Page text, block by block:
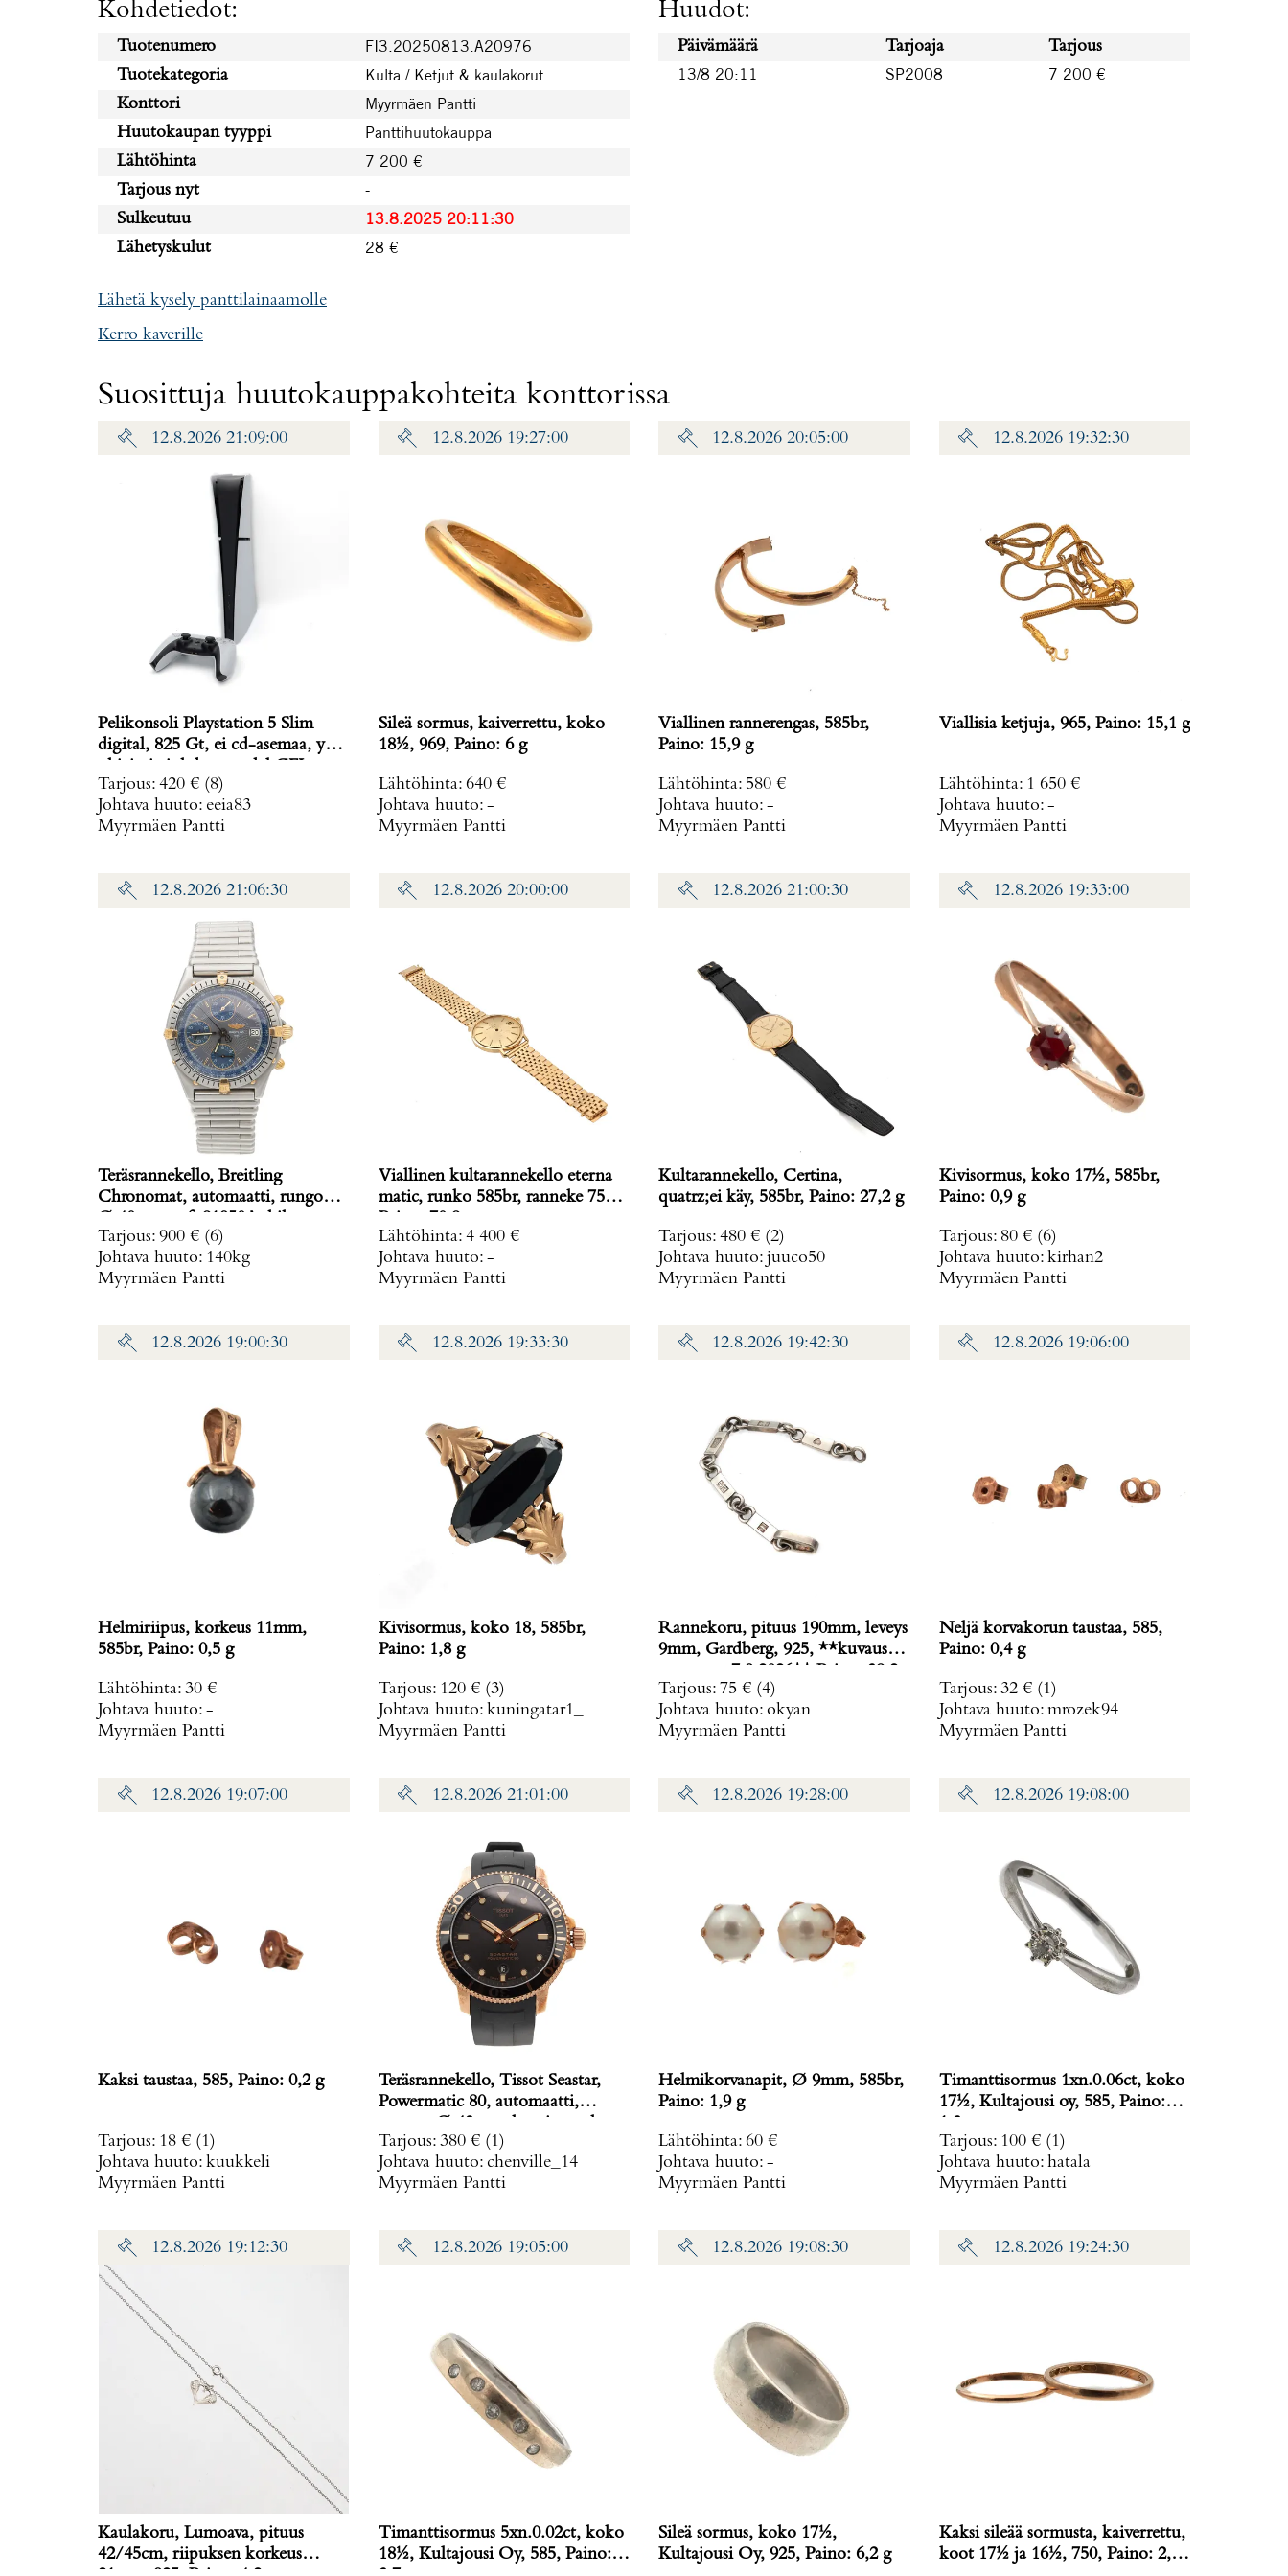
Kohdetiedot:
Tuotenumero FI3.20250813.A20976
Tuotekategoria Kulta / Ketjut & kaulakorut
Konttori Myyrmäen Pantti
Huutokaupan tyyppi Panttihuutokauppa
Lähtöhinta 7 200 €
Tarjous nyt -
Sulkeutuu 13.8.2025 20:11:30
Lähetyskulut 28 €
Lähetä kysely panttilainaamolle
Kerro kaverille
Huudot:
Päivämäärä Tarjoaja Tarjous
13/8 20:11 SP2008 7 200 €
Suosittuja huutokauppakohteita konttorissa
12.8.2026 21:09:00
Pelikonsoli Playstation 5 Slim
digital, 825 Gt, ei cd-asemaa, yksi
2016,
Tarjous: 420 € (8)
Johtava huuto: eeia83
Myyrmäen Pantti
12.8.2026 19:27:00
Sileä sormus, kaiverrettu, koko
18½, 969, Paino: 6 g
Lähtöhinta: 640 €
Johtava huuto: -
Myyrmäen Pantti
12.8.2026 20:05:00
Viallinen rannerengas, 585br,
Paino: 15,9 g
Lähtöhinta: 580 €
Johtava huuto: -
Myyrmäen Pantti
12.8.2026 19:32:30
Viallisia ketjuja, 965, Paino: 15,1 g
Lähtöhinta: 1 650 €
Johtava huuto: -
Myyrmäen Pantti
12.8.2026 21:06:30
Teräsrannekello, Breitling
Chronomat, automaatti, rungon
pituus 160mm, nupista pala
irronnut, hihnan kiinnitys löysä,
laatikko, Paino: 0 g
Tarjous: 900 € (6)
Johtava huuto: 140kg
Myyrmäen Pantti
12.8.2026 20:00:00
Viallinen kultarannekello eterna
matic, runko 585br, ranneke 750,
Lähtöhinta: 4 400 €
Johtava huuto: -
Myyrmäen Pantti
12.8.2026 21:00:30
Kultarannekello, Certina,
quatrz;ei käy, 585br, Paino: 27,2 g
Tarjous: 480 € (2)
Johtava huuto: juuco50
Myyrmäen Pantti
12.8.2026 19:33:00
Kivisormus, koko 17½, 585br,
Paino: 0,9 g
Tarjous: 80 € (6)
Johtava huuto: kirhan2
Myyrmäen Pantti
12.8.2026 19:00:30
Helmiriipus, korkeus 11mm,
585br, Paino: 0,5 g
Lähtöhinta: 30 €
Johtava huuto: -
Myyrmäen Pantti
12.8.2026 19:33:30
Kivisormus, koko 18, 585br,
Paino: 1,8 g
Tarjous: 120 € (3)
Johtava huuto: kuningatar1_
Myyrmäen Pantti
12.8.2026 19:42:30
Rannekoru, pituus 190mm, leveys
9mm, Gardberg, 925, **kuvausta
g
Tarjous: 75 € (4)
Johtava huuto: okyan
Myyrmäen Pantti
12.8.2026 19:06:00
Neljä korvakorun taustaa, 585,
Paino: 0,4 g
Tarjous: 32 € (1)
Johtava huuto: mrozek94
Myyrmäen Pantti
12.8.2026 19:07:00
Kaksi taustaa, 585, Paino: 0,2 g
Tarjous: 18 € (1)
Johtava huuto: kuukkeli
Myyrmäen Pantti
12.8.2026 21:01:00
Teräsrannekello, Tissot Seastar,
Powermatic 80, automaatti,
ref. T120407A,
Tarjous: 380 € (1)
Johtava huuto: chenville_14
Myyrmäen Pantti
12.8.2026 19:28:00
Helmikorvanapit, Ø 9mm, 585br,
Paino: 1,9 g
Lähtöhinta: 60 €
Johtava huuto: -
Myyrmäen Pantti
12.8.2026 19:08:00
Timanttisormus 1xn.0.06ct, koko
17½, Kultajousi oy, 585, Paino:
Tarjous: 100 € (1)
Johtava huuto: hatala
Myyrmäen Pantti
12.8.2026 19:12:30
Kaulakoru, Lumoava, pituus
42/45cm, riipuksen korkeus
12.8.2026 19:05:00
Timanttisormus 5xn.0.02ct, koko
18½, Kultajousi Oy, 585, Paino:
12.8.2026 19:08:30
Sileä sormus, koko 17½,
Kultajousi Oy, 925, Paino: 6,2 g
12.8.2026 19:24:30
Kaksi sileää sormusta, kaiverrettu,
koot 17½ ja 16½, 750, Paino: 2,5